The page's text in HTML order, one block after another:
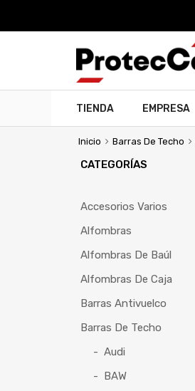
TIENDA EMPRESA
Inicio Barras De Techo
CATEGORÍAS
Accesorios Varios
Alfombras
Alfombras De Baúl
Alfombras De Caja
Barras Antivuelco
Barras De Techo
Audi
BAW